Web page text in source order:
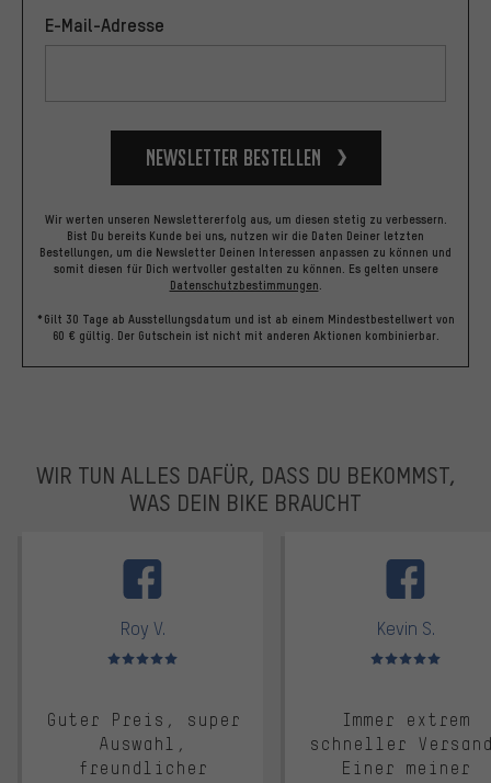
E-Mail-Adresse
Newsletter bestellen
Wir werten unseren Newslettererfolg aus, um diesen stetig zu verbessern.
Bist Du bereits Kunde bei uns, nutzen wir die Daten Deiner letzten
Bestellungen, um die Newsletter Deinen Interessen anpassen zu können und
somit diesen für Dich wertvoller gestalten zu können. Es gelten unsere
Datenschutzbestimmungen.
*Gilt 30 Tage ab Ausstellungsdatum und ist ab einem Mindestbestellwert von
60 € gültig. Der Gutschein ist nicht mit anderen Aktionen kombinierbar.
WIR TUN ALLES DAFÜR, DASS DU BEKOMMST,
WAS DEIN BIKE BRAUCHT
Roy V.
Bewertungen: 5 von 5
Guter Preis, super
Auswahl,
freundlicher
Kevin S.
Bewertungen: 5 von 5
Immer extrem
schneller
Einer meiner